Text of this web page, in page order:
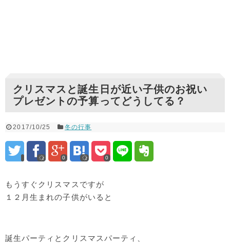
クリスマスと誕生日が近い子供のお祝い
プレゼントの予算ってどうしてる？
2017/10/25 冬の行事
0 0
もうすぐクリスマスですが
１２月生まれの子供がいると
誕生パーティとクリスマスパーティ、